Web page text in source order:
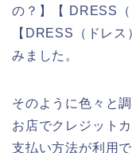
の？】【 DRESS（
【DRESS（ドレ
みました。
そのように色々と
お店でクレジット
支払い方法が利用